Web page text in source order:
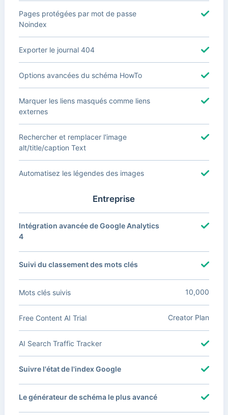
Pages protégées par mot de passe
Noindex
Exporter le journal 404
Options avancées du schéma HowTo
Marquer les liens masqués comme liens
externes
Rechercher et remplacer l'image
alt/title/caption Text
Automatisez les légendes des images
Entreprise
Intégration avancée de Google Analytics
4
Suivi du classement des mots clés
Mots clés suivis 10,000
Free Content AI Trial Creator Plan
AI Search Traffic Tracker
Suivre l'état de l'index Google
Le générateur de schéma le plus avancé